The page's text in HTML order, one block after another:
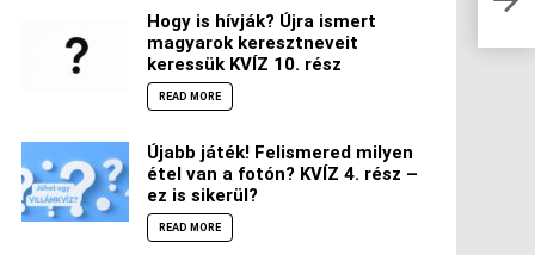
fel
Hogy is hívják? Újra ismert
magyarok keresztneveit
keressük KVÍZ 10. rész
READ MORE
Újabb játék! Felismered milyen
étel van a fotón? KVÍZ 4. rész –
ez is sikerül?
READ MORE